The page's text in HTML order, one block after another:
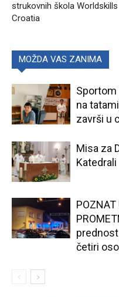
strukovnih škola Worldskills
Croatia
MOŽDA VAS ZANIMA
Sportom
na
završi u
Misa za
Katedrali
POZNAT
četiri